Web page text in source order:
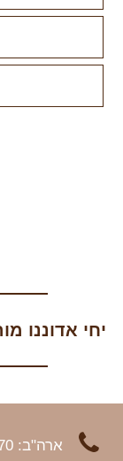
יחי אדוננו
ארה"ב: 718-5603770